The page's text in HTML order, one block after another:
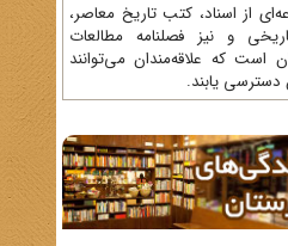
از اسناد، کتب تاریخ معاصر،
و نیز فصلنامه مطالعات
است که علاقه‌مندان می‌توانند
دسترسی یابند.